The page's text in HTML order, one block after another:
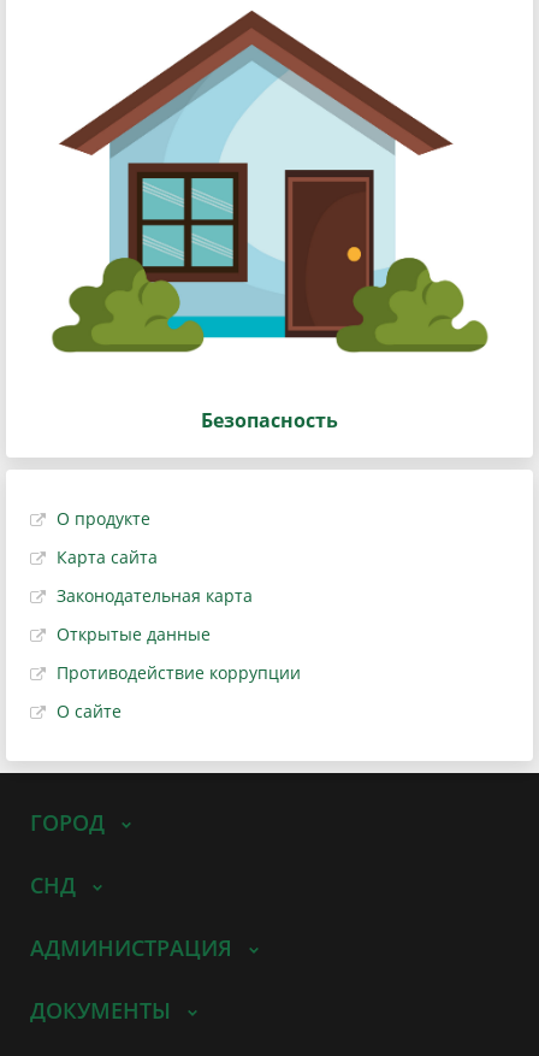
Безопасность
О продукте
Карта сайта
Законодательная карта
Открытые данные
Противодействие коррупции
О сайте
ГОРОД
СНД
АДМИНИСТРАЦИЯ
ДОКУМЕНТЫ